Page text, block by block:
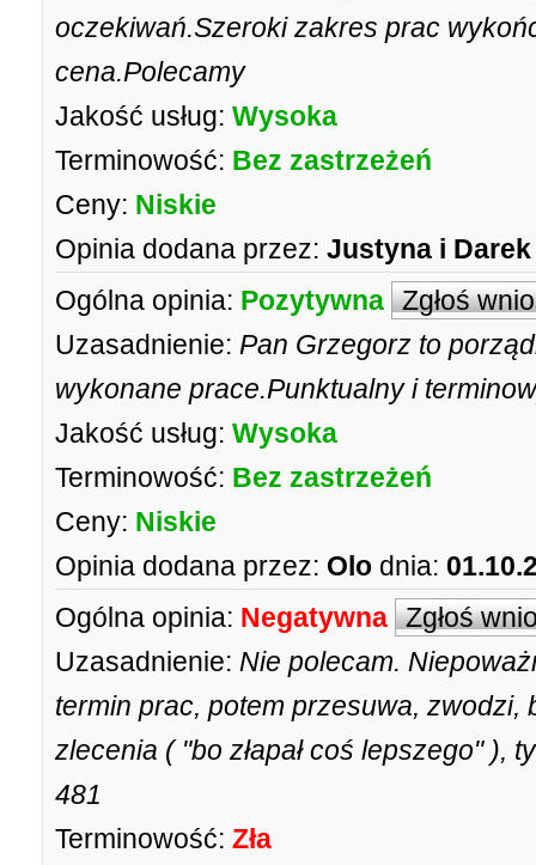
oczekiwań.Szeroki zakres prac
cena.Polecamy
Jakość usług: Wysoka
Terminowość: Bez zastrzeżeń
Ceny: Niskie
Opinia dodana przez: Justyna i Darek
Ogólna opinia: Pozytywna Zgłoś
Uzasadnienie: Pan Grzegorz to
wykonane prace.Punktualny i
Jakość usług: Wysoka
Terminowość: Bez zastrzeżeń
Ceny: Niskie
Opinia dodana przez: Olo dnia:
Ogólna opinia: Negatywna Zgłoś
Uzasadnienie: Nie polecam.
termin prac, potem przesuwa, zwodzi,
zlecenia ( "bo złapał coś lepszego" ),
481
Terminowość: Zła